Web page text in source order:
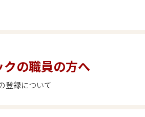
の職員の方へ
登録について